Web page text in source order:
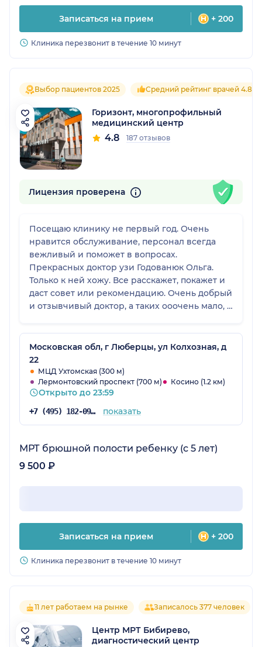
Записаться на прием + 200
Клиника перезвонит в течение 10 минут
Выбор пациентов 2025 Средний рейтинг врачей 4.8
Горизонт, многопрофильный
медицинский центр
4.8 187 отзывов
Лицензия проверена
Посещаю клинику не первый год. Очень
нравится обслуживание, персонал всегда
вежливый и поможет в вопросах.
Прекрасных доктор узи Годованюк Ольга.
Только к ней хожу. Все расскажет, покажет и
даст совет или рекомендацию. Очень добрый
и отзывчивый доктор, а таких ооочень мало, а
Московская обл, г Люберцы, ул Колхозная, д
22
МЦД Ухтомская (300 м)
Лермонтовский проспект (700 м)
Косино (1.2 км)
Открыто до 23:59
+7 (495) 182-09-66 показать
МРТ брюшной полости ребенку (с 5 лет)
9 500 ₽
Записаться на прием + 200
Клиника перезвонит в течение 10 минут
11 лет работаем на рынке Записалось 377 человек
Центр МРТ Бибирево,
диагностический центр